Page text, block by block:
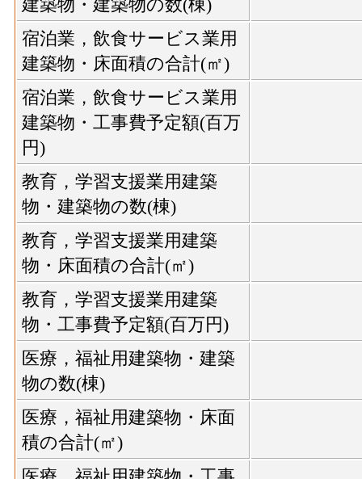
建築物・建築物の数(棟)
宿泊業，飲食サービス業用
建築物・床面積の合計(㎡)
宿泊業，飲食サービス業用
建築物・工事費予定額(百万
円)
教育，学習支援業用建築
物・建築物の数(棟)
教育，学習支援業用建築
物・床面積の合計(㎡)
教育，学習支援業用建築
物・工事費予定額(百万円)
医療，福祉用建築物・建築
物の数(棟)
医療，福祉用建築物・床面
積の合計(㎡)